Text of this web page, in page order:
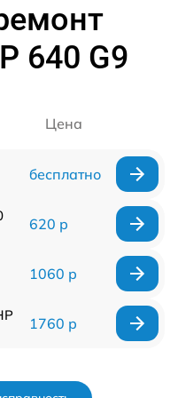
640 G9
Цена
бесплатно
620 р
1060 р
1760 р